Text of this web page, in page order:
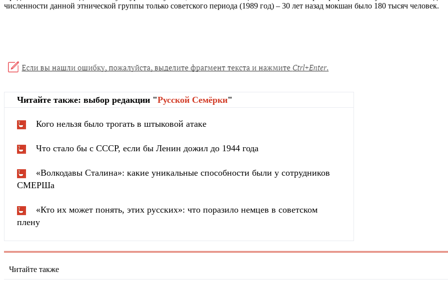
численности данной этнической группы только советского периода (1989 год) – 30 лет назад мокшан было 180 тысяч человек.
Читайте также: выбор редакции "Русской Cемёрки"
Кого нельзя было трогать в штыковой атаке
Что стало бы с СССР, если бы Ленин дожил до 1944 года
«Волкодавы Сталина»: какие уникальные способности были у сотрудников
СМЕРШа
«Кто их может понять, этих русских»: что поразило немцев в советском
плену
Читайте также